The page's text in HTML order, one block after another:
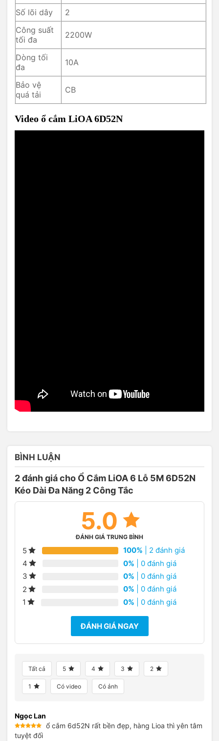
Số lõi dây
2
Công suất
tối đa
2200W
Dòng tối
đa
10A
Bảo vệ
quá tải
CB
Video ổ cắm LiOA 6D52N
BÌNH LUẬN
2 đánh giá cho Ổ Cắm LiOA 6 Lỗ 5M 6D52N
Kéo Dài Đa Năng 2 Công Tắc
5.0
ĐÁNH GIÁ TRUNG BÌNH
5 100% | 2 đánh giá
4
0% | 0 đánh giá
3
0% | 0 đánh giá
2
0% | 0 đánh giá
1
0% | 0 đánh giá
ĐÁNH GIÁ NGAY
Tất cả 5 4 3 2
1 Có video Có ảnh
Ngọc Lan
Được xếp
hạng5 5
ổ cắm 6d52N rất bền đẹp, hàng Lioa thì yên tâm
tuyệt đối